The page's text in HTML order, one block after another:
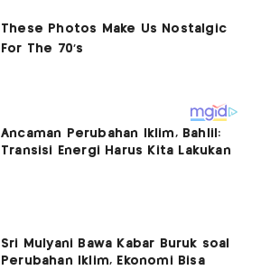
Ancaman Perubahan Iklim, Bahlil:
Transisi Energi Harus Kita Lakukan
Sri Mulyani Bawa Kabar Buruk soal
Perubahan Iklim, Ekonomi Bisa